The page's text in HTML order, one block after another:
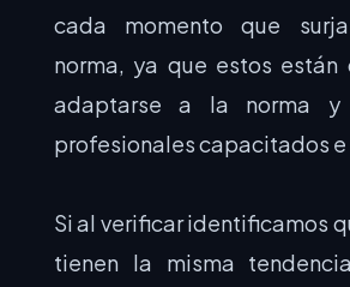
cada momento que
norma, ya que estos están
adaptarse a la norma y
profesionales capacitados
Si al verificar identificamos
tienen la misma